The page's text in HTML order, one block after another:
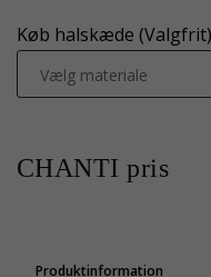
Køb halskæde (Valgfrit)
Vælg materiale
CHANTI pris
Produktinformation